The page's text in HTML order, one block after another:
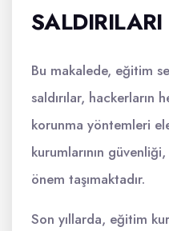
SALDIRILARI
Bu makalede, eğitim
saldırılar, hackerların
korunma yöntemleri
kurumlarının
önem taşımaktadır.
Son yıllarda, eğitim